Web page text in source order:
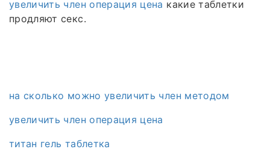
увеличить член операция цена какие таблетки
продляют секс.
на сколько можно увеличить член методом
увеличить член операция цена
титан гель таблетка